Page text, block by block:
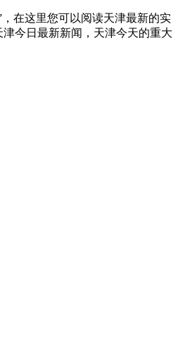
在这里您可以阅读天津最新的实
今日最新新闻，天津今天的重大